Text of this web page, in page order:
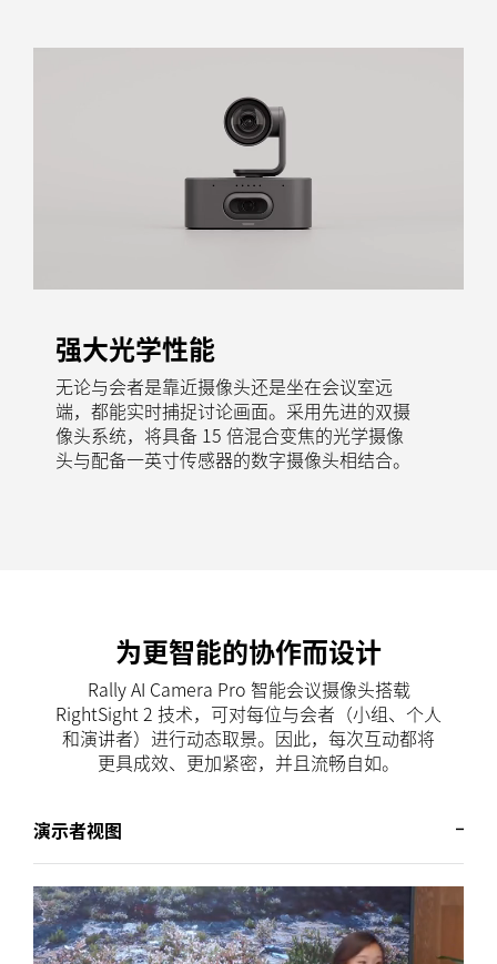
强大光学性能
无论与会者是靠近摄像头还是坐在会议室远
端，都能实时捕捉讨论画面。采用先进的双摄
像头系统，将具备 15 倍混合变焦的光学摄像
头与配备一英寸传感器的数字摄像头相结合。
为更智能的协作而设计
Rally AI Camera Pro 智能会议摄像头搭载
RightSight 2 技术，可对每位与会者（小组、个人
和演讲者）进行动态取景。因此，每次互动都将
更具成效、更加紧密，并且流畅自如。
演示者视图